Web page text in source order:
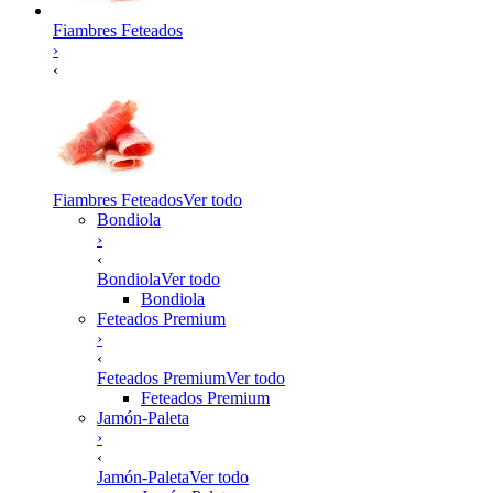
Fiambres Feteados
›
‹
Fiambres FeteadosVer todo
Bondiola
›
‹
BondiolaVer todo
Bondiola
Feteados Premium
›
‹
Feteados PremiumVer todo
Feteados Premium
Jamón-Paleta
›
‹
Jamón-PaletaVer todo